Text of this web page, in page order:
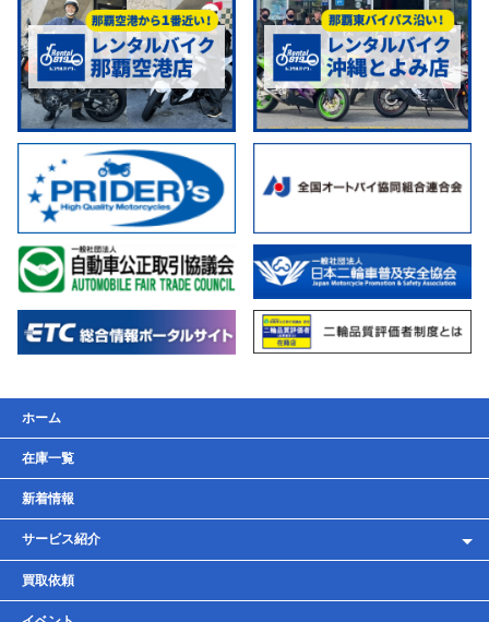
ホーム
在庫一覧
新着情報
サービス紹介
レンタルバイク
買取依頼